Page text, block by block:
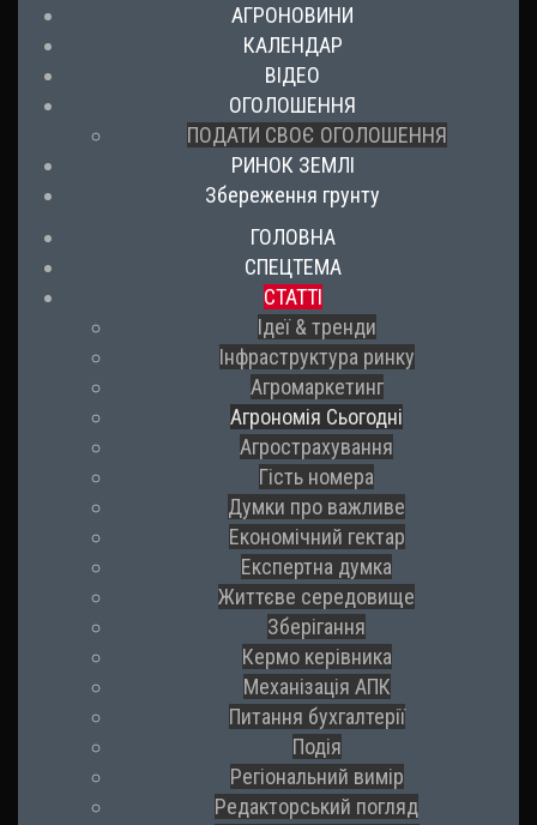
АГРОНОВИНИ
КАЛЕНДАР
ВІДЕО
ОГОЛОШЕННЯ
ПОДАТИ СВОЄ ОГОЛОШЕННЯ
РИНОК ЗЕМЛІ
Збереження грунту
ГОЛОВНА
СПЕЦТЕМА
СТАТТІ
Ідеї & тренди
Інфраструктура ринку
Агромаркетинг
Агрономія Сьогодні
Агрострахування
Гість номера
Думки про важливе
Економічний гектар
Експертна думка
Життєве середовище
Зберігання
Кермо керівника
Механізація АПК
Питання бухгалтерії
Подія
Регіональний вимір
Редакторський погляд